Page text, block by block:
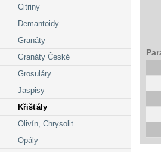
Citriny
Demantoidy
Granáty
Granáty České
Grosuláry
Jaspisy
Křišťály
Olivín, Chrysolit
Opály